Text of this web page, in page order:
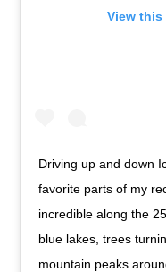
View
Driving up and down
favorite parts of my
incredible along the
blue lakes, trees
mountain peaks